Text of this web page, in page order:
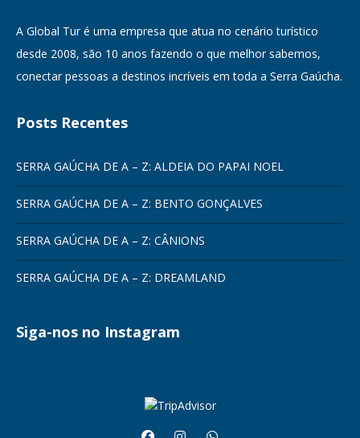
A Global Tur é uma empresa que atua no cenário turístico
desde 2008, são 10 anos fazendo o que melhor sabemos,
conectar pessoas a destinos incríveis em toda a Serra Gaúcha.
Posts Recentes
SERRA GAÚCHA DE A – Z: ALDEIA DO PAPAI NOEL
SERRA GAÚCHA DE A – Z: BENTO GONÇALVES
SERRA GAÚCHA DE A – Z: CÂNIONS
SERRA GAÚCHA DE A – Z: DREAMLAND
Siga-nos no Instagram